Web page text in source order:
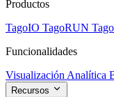
Productos
TagoIO TagoRUN
Funcionalidades
Visualización Analítica
Recursos